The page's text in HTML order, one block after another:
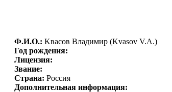
Ф.И.О.: Kваcoв Владимир (Kvasov V.A.)
Год рождения:
Лицензия:
Звание:
Страна: Россия
Дополнительная информация: